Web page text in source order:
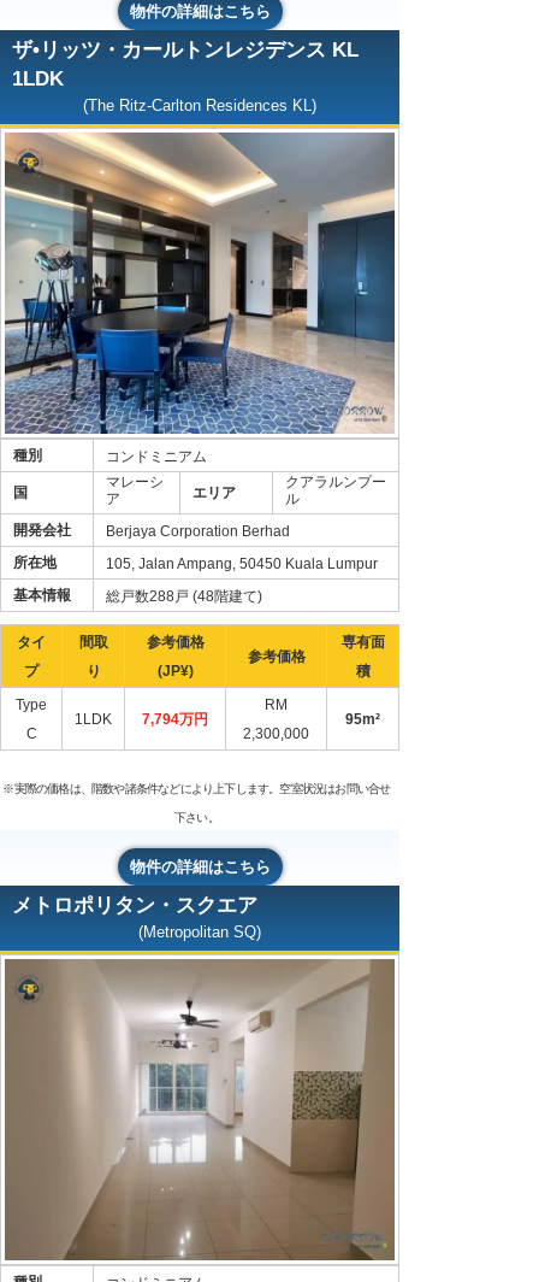
物件の詳細はこちら
ザ•リッツ・カールトンレジデンス KL
1LDK
(The Ritz-Carlton Residences KL)
種別 コンドミニアム
国
マレーシ
ア
エリア
クアラルンプー
ル
開発会社
Berjaya Corporation Berhad
所在地
105, Jalan Ampang, 50450 Kuala Lumpur
基本情報
総戸数288戸 (48階建て)
タイ
プ
間取
り
参考価格
(JP¥)
参考価格
専有面
積
Type
C
1LDK 7,794万円
RM
2,300,000
95m²
※実際の価格は、階数や諸条件などにより上下します。空室状況はお問い合せ
下さい。
物件の詳細はこちら
メトロポリタン・スクエア
(Metropolitan SQ)